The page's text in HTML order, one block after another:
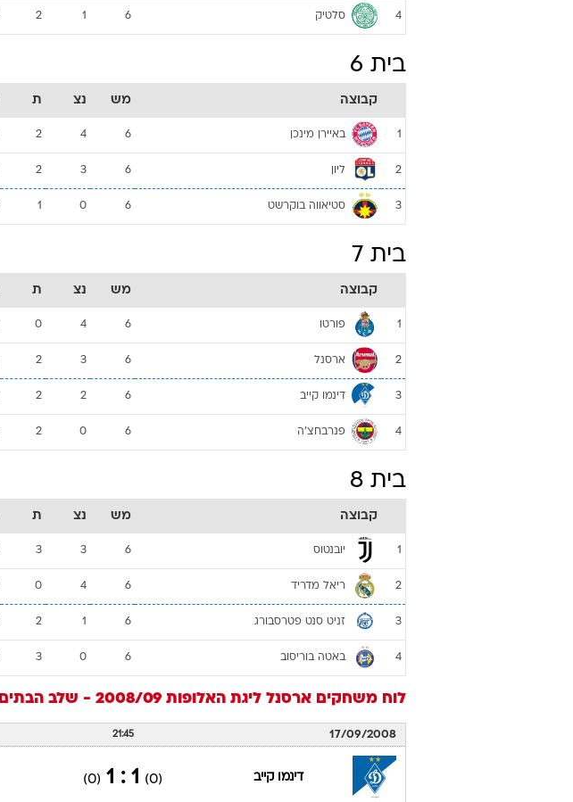
4 סלטיק 6
1
2
בית 6
קבוצה מש נצ ת
1 באיירן מינכן 6
4
2
2 ליון 6
3
2
3 סטיאווה בוקרשט 6
0
1
בית 7
קבוצה מש נצ ת
1 פורטו 6
4
0
2 ארסנל 6
3
2
3 דינמו קייב 6
2
2
4 פנרבחצ'ה 6
0
2
בית 8
קבוצה מש נצ ת
1 יובנטוס 6
3
3
2 ריאל מדריד 6
4
0
3 זניט סנט פטרסבורג 6
1
2
4 באטה בוריסוב 6
0
3
לוח משחקים ארסנל ליגת האלופות 2008/09 - שלב הבתים
17/09/2008
21:45
דינמו קייב (0)
1 : 1
(0)